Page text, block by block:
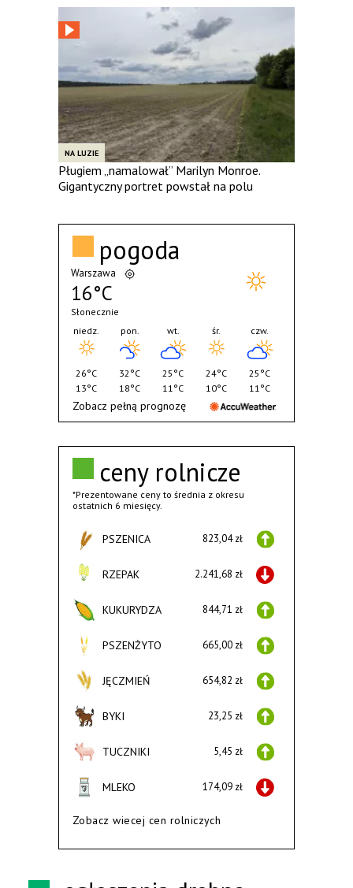
NA LUZIE
Pługiem „namalował” Marilyn Monroe.
Gigantyczny portret powstał na polu
ceny rolnicze
*Prezentowane ceny to średnia z okresu
ostatnich 6 miesięcy.
PSZENICA 823,04 zł
RZEPAK 2.241,68 zł
KUKURYDZA 844,71 zł
PSZENŻYTO 665,00 zł
JĘCZMIEŃ 654,82 zł
BYKI 23,25 zł
TUCZNIKI 5,45 zł
MLEKO 174,09 zł
Zobacz wiecej cen rolniczych
pogoda
Warszawa
16°C
Słonecznie
niedz.
26°C
13°C
pon.
32°C
18°C
wt.
25°C
11°C
śr.
24°C
10°C
czw.
25°C
11°C
Zobacz pełną prognozę